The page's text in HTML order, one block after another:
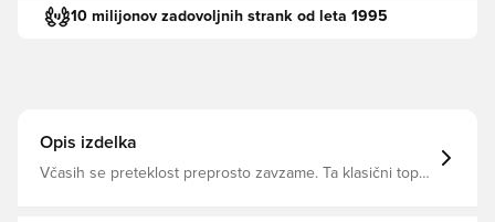
10 milijonov zadovoljnih strank od leta 1995
Opis izdelka
Včasih se preteklost preprosto zavzame. Ta klasični top